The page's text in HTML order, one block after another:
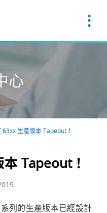
心
63xx 生產版本 Tapeout！
Tapeout！
列的生產版本已經設計